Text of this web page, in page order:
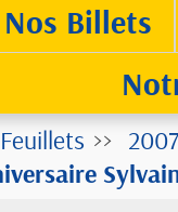
Nos Billets